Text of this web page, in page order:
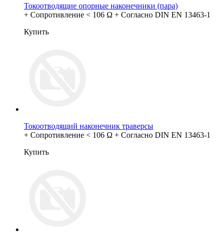
Токоотводящие опорные наконечники (пара)
+ Сопротивление < 106 Ω + Согласно DIN EN 13463-1
Купить
Токоотводящий наконечник траверсы
+ Сопротивление < 106 Ω + Согласно DIN EN 13463-1
Купить